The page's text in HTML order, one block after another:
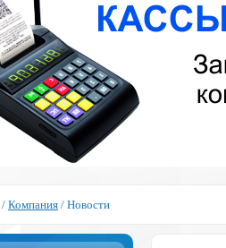
/ Компания / Новости